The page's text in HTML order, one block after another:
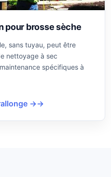
pour brosse sèche
sans tuyau, peut être
nettoyage à sec
spécifiques à
→